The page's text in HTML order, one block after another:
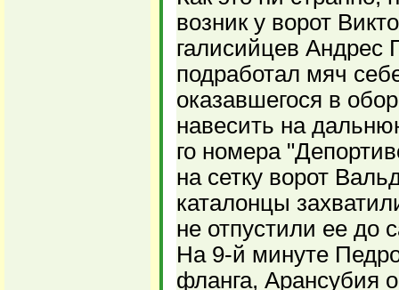
возник у ворот
галисийцев Андрес
подработал мяч
оказавшегося в
навесить на
го номера
на сетку ворот
каталонцы
не отпустили ее до
На 9-й минуте
фланга, Арансубия